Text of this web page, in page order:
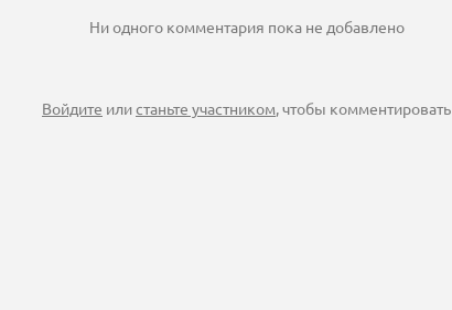
Ни одного комментария пока не добавлено
Войдите илистаньте участником, чтобы комментировать